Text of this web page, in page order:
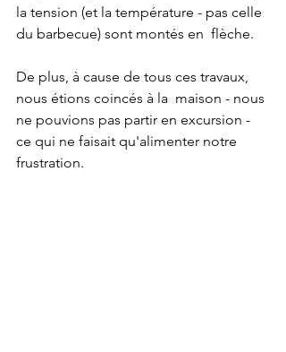
la tension (et la température - pas celle
du barbecue) sont montés en  flèche.
De plus, à cause de tous ces travaux,
nous étions coincés à la  maison - nous
ne pouvions pas partir en excursion -
ce qui ne faisait qu'alimenter notre
frustration.